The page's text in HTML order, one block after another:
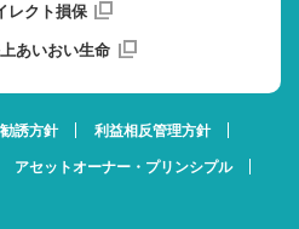
レクト損保
あいおい生命
勧誘方針 利益相反管理方針
アセットオーナー・プリンシプル